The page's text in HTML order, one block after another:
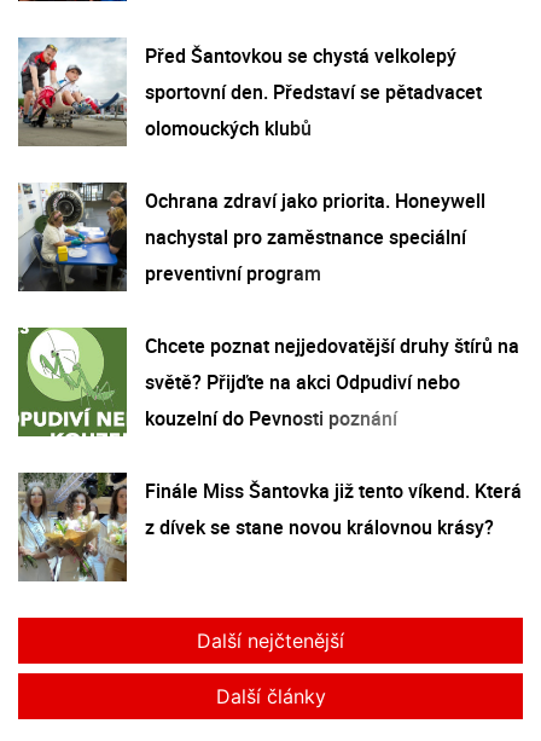
Před Šantovkou se chystá velkolepý
sportovní den. Představí se pětadvacet
olomouckých klubů
Ochrana zdraví jako priorita. Honeywell
nachystal pro zaměstnance speciální
preventivní program
Chcete poznat nejjedovatější druhy štírů na
světě? Přijďte na akci Odpudiví nebo
kouzelní do Pevnosti poznání
Finále Miss Šantovka již tento víkend. Která
z dívek se stane novou královnou krásy?
Další nejčtenější
Další články